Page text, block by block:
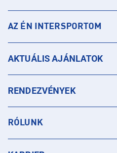
AZ ÉN INTERSPORTOM
AKTUÁLIS AJÁNLATOK
RENDEZVÉNYEK
RÓLUNK